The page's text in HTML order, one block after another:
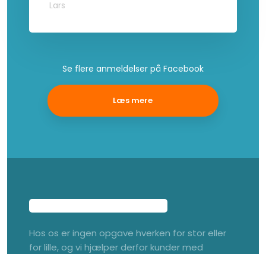
Lars
Se flere anmeldelser på Facebook​
Læs mere​
Hos os er ingen opgave hverken for stor eller
for lille, og vi hjælper derfor kunder med